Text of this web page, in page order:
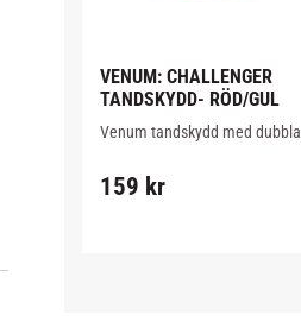
VENUM: CHALLENGER
TANDSKYDD- RÖD/GUL
Venum tandskydd med dubbla
mönster för att bättre
159 kr